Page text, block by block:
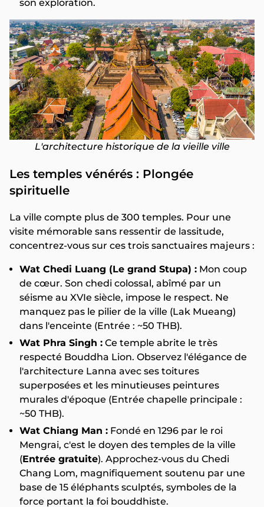
son exploration.
L'architecture historique de la vieille ville
Les temples vénérés : Plongée
spirituelle
La ville compte plus de 300 temples. Pour une
visite mémorable sans ressentir de lassitude,
concentrez-vous sur ces trois sanctuaires majeurs :
Wat Chedi Luang (Le grand Stupa) : Mon coup
de cœur. Son chedi colossal, abîmé par un
séisme au XVIe siècle, impose le respect. Ne
manquez pas le pilier de la ville (Lak Mueang)
dans l'enceinte (Entrée : ~50 THB).
Wat Phra Singh : Ce temple abrite le très
respecté Bouddha Lion. Observez l'élégance de
l'architecture Lanna avec ses toitures
superposées et les minutieuses peintures
murales d'époque (Entrée chapelle principale :
~50 THB).
Wat Chiang Man : Fondé en 1296 par le roi
Mengrai, c'est le doyen des temples de la ville
(Entrée gratuite). Approchez-vous du Chedi
Chang Lom, magnifiquement soutenu par une
base de 15 éléphants sculptés, symboles de la
force portant la foi bouddhiste.